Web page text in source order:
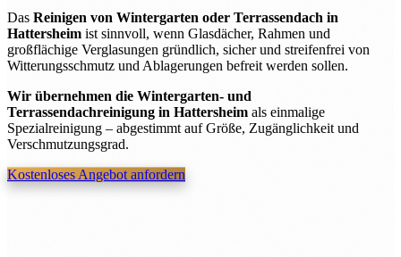
Das Reinigen von Wintergarten oder Terrassendach in
Hattersheim ist sinnvoll, wenn Glasdächer, Rahmen und
großflächige Verglasungen gründlich, sicher und streifenfrei von
Witterungsschmutz und Ablagerungen befreit werden sollen.
Wir übernehmen die Wintergarten- und
Terrassendachreinigung in Hattersheim als einmalige
Spezialreinigung – abgestimmt auf Größe, Zugänglichkeit und
Verschmutzungsgrad.
Kostenloses Angebot anfordern